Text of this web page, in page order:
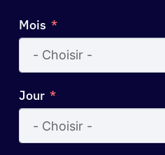
Mois
Jour